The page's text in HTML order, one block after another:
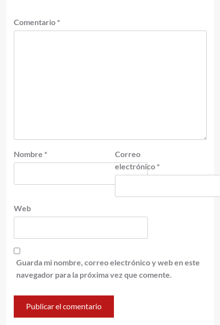
Comentario *
Nombre *
Correo
electrónico *
Web
Guarda mi nombre, correo electrónico y web en este
navegador para la próxima vez que comente.